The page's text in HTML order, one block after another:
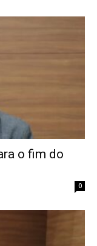
o fim do
0